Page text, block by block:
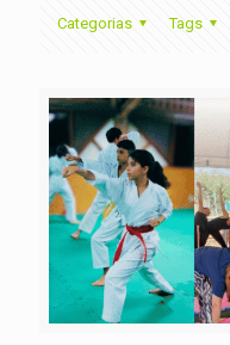
Categorias Tags